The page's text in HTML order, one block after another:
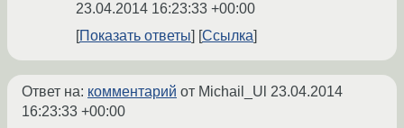
23.04.2014 16:23:33 +00:00
Показать ответы
Ссылка
Ответ на: комментарий от Michail_Ul 23.04.2014
16:23:33 +00:00